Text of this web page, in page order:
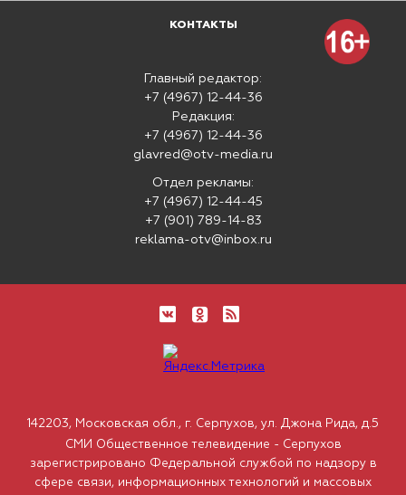
КОНТАКТЫ
Главный редактор:
+7 (4967) 12-44-36
Редакция:
+7 (4967) 12-44-36
glavred@otv-media.ru
Отдел рекламы:
+7 (4967) 12-44-45
+7 (901) 789-14-83
reklama-otv@inbox.ru
142203, Московская обл., г. Серпухов, ул. Джона Рида, д.5
СМИ Общественное телевидение - Серпухов
зарегистрировано Федеральной службой по надзору в
сфере связи, информационных технологий и массовых